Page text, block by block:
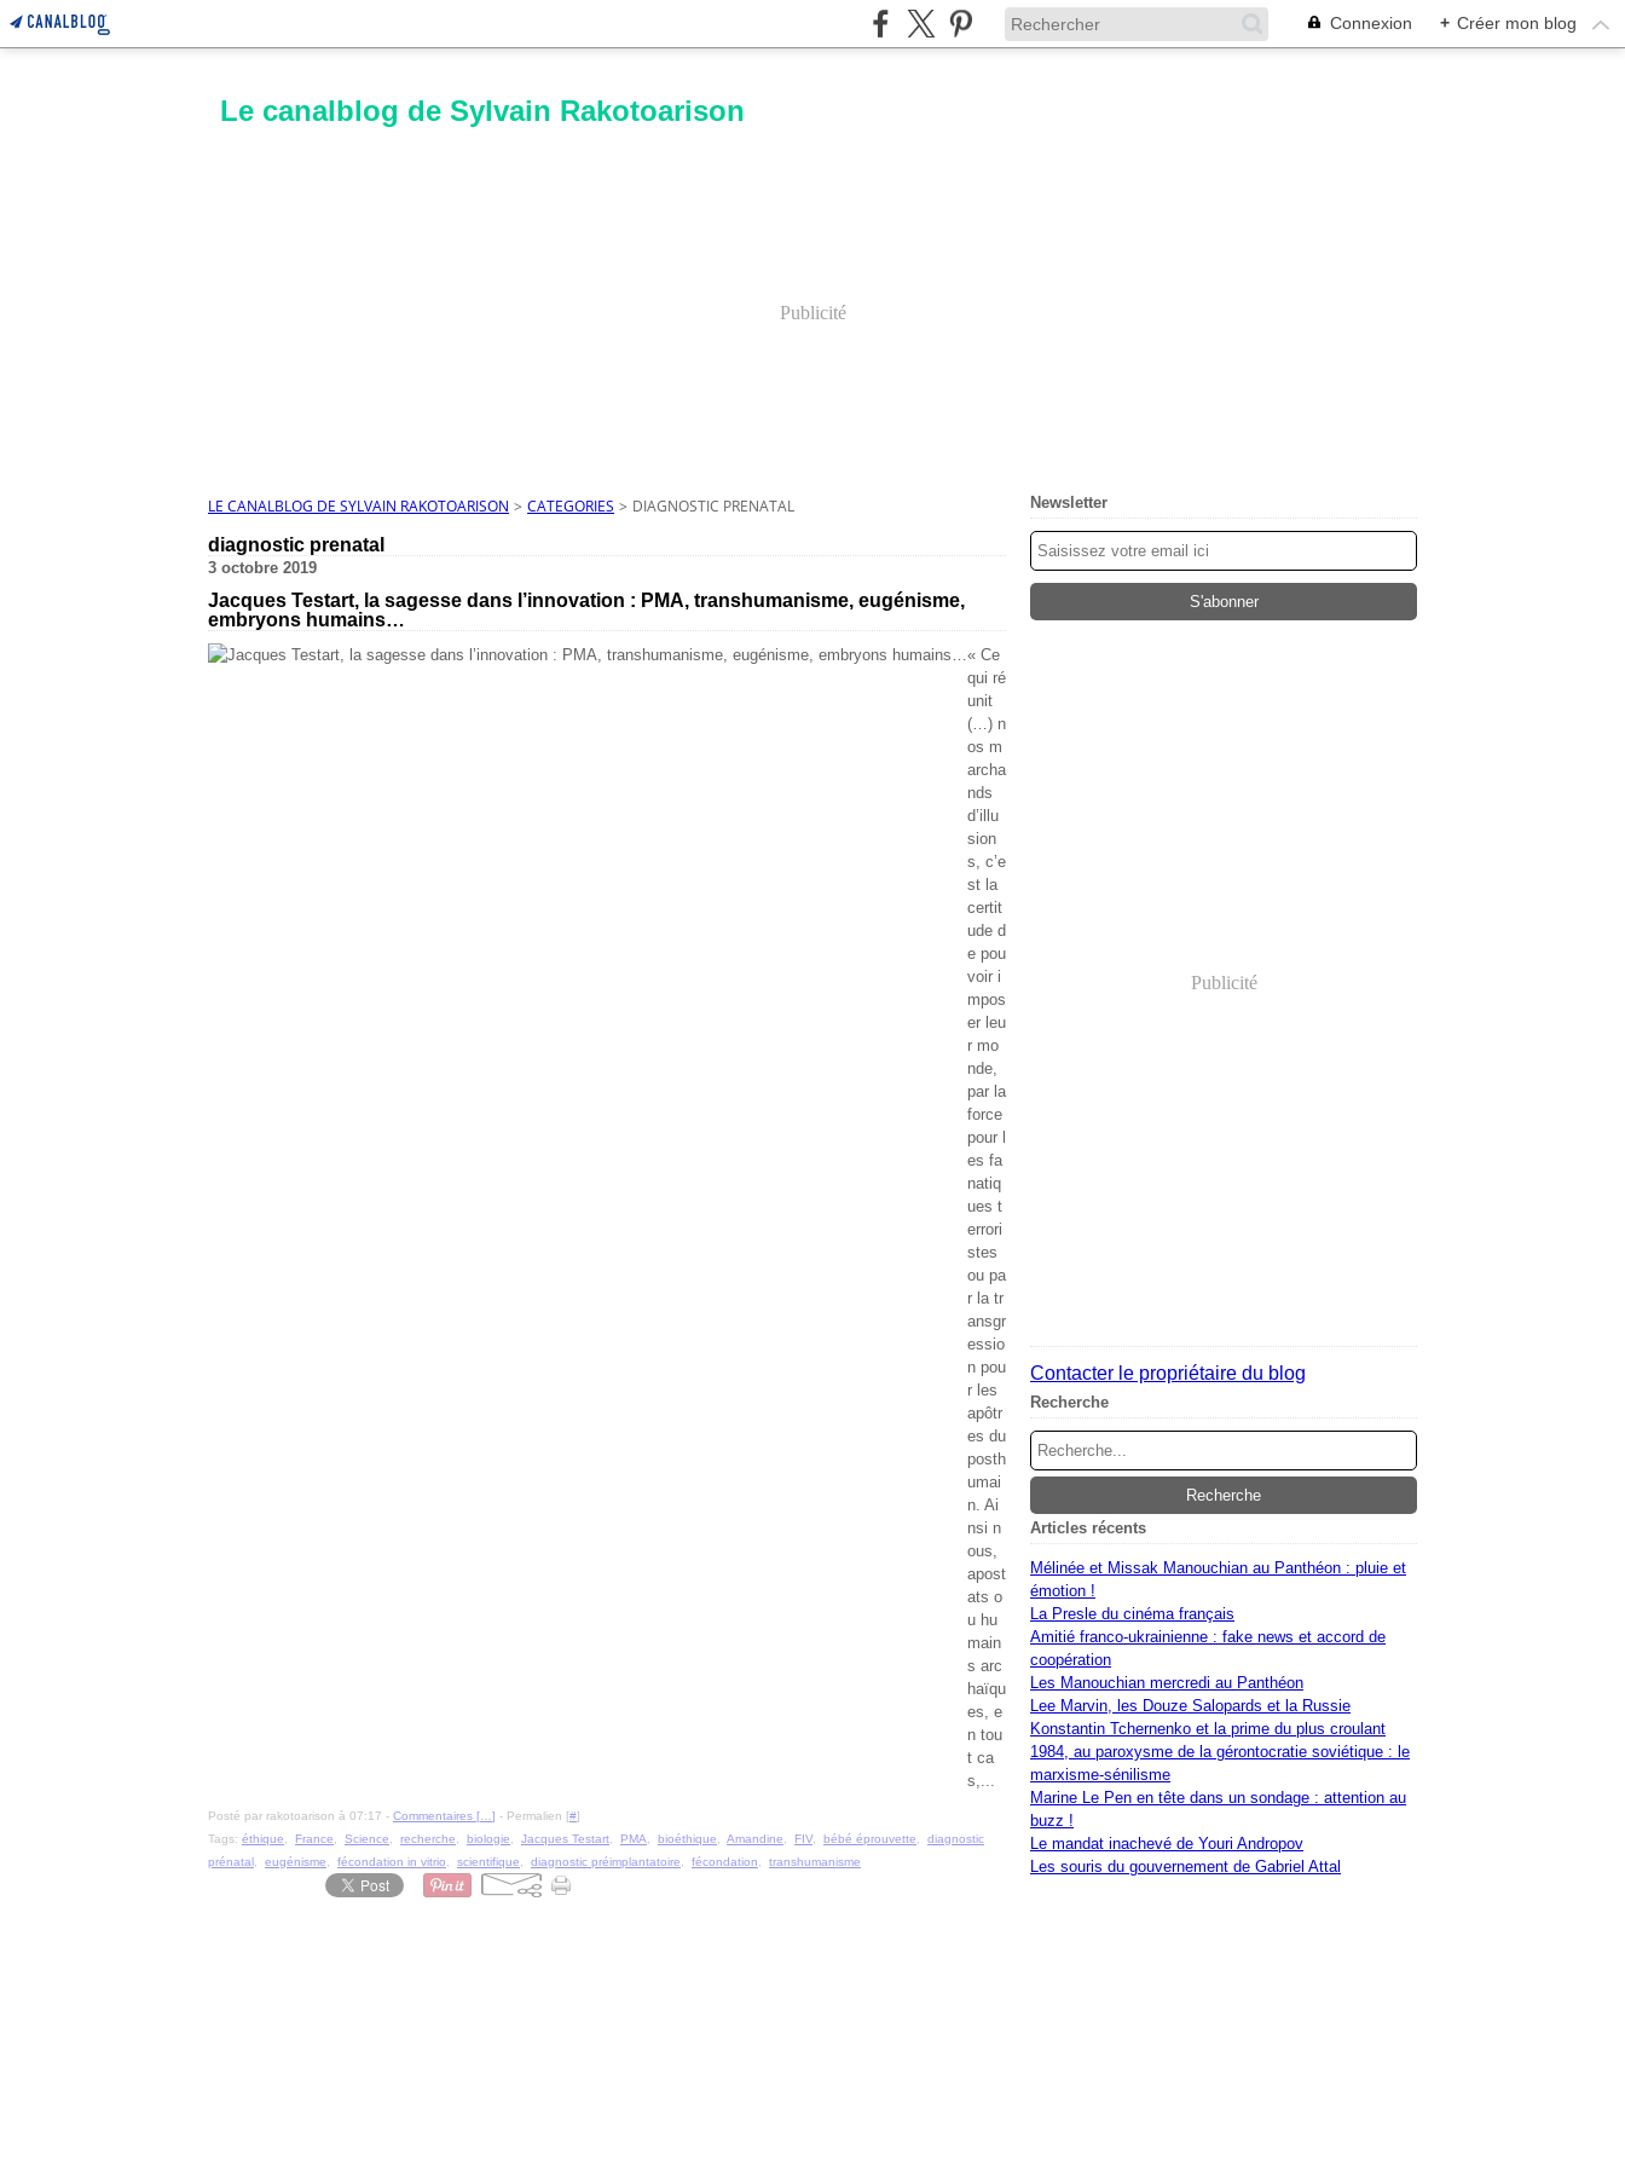
Connexion + Créer mon blog
Le canalblog de Sylvain Rakotoarison
Publicité
LE CANALBLOG DE SYLVAIN RAKOTOARISON > CATEGORIES > DIAGNOSTIC PRENATAL
diagnostic prenatal
3 octobre 2019
Jacques Testart, la sagesse dans l’innovation : PMA, transhumanisme, eugénisme,
embryons humains…
« Ce
qui ré
unit
(…) n
os m
archa
nds
d’illu
sion
s, c’e
st la
certit
ude d
e pou
voir i
mpos
er leu
r mo
nde,
par la
force
pour l
es fa
natiq
ues t
errori
stes
ou pa
r la tr
ansgr
essio
n pou
r les
apôtr
es du
posth
umai
n. Ai
nsi n
ous,
apost
ats o
u hu
main
s arc
haïqu
es, e
n tou
t ca
s,...
Posté par rakotoarison à 07:17 - Commentaires [ ] - Permalien [#]
Tags: éthique France Science recherche biologie Jacques Testart PMA bioéthique Amandine FIV, bébé éprouvette
diagnostic
prénatal
eugénisme fécondation in vitrio scientifique diagnostic préimplantatoire fécondation transhumanisme
Newsletter
Publicité
Contacter le propriétaire du blog
Recherche
Articles récents
Mélinée et Missak Manouchian au Panthéon : pluie et
émotion !
La Presle du cinéma français
Amitié franco-ukrainienne : fake news et accord de
coopération
Les Manouchian mercredi au Panthéon
Lee Marvin, les Douze Salopards et la Russie
Konstantin Tchernenko et la prime du plus croulant
1984, au paroxysme de la gérontocratie soviétique : le
marxisme-sénilisme
Marine Le Pen en tête dans un sondage : attention au
buzz !
Le mandat inachevé de Youri Andropov
Les souris du gouvernement de Gabriel Attal